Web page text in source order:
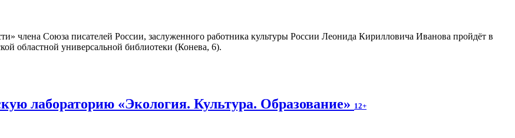
члена Союза писателей России, заслуженного работника культуры России Леонида Кирилловича Иванова пройдёт в
областной универсальной библиотеки (Конева, 6).
лабораторию «Экология. Культура. Образование» 12+